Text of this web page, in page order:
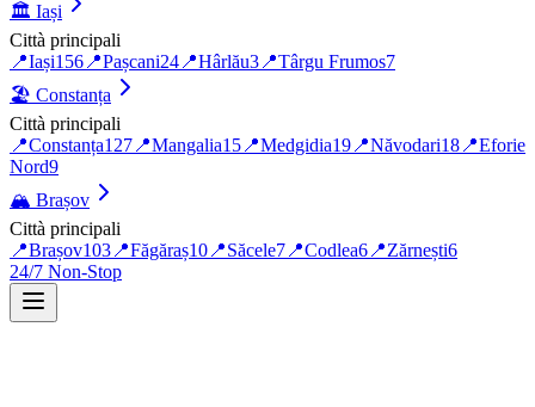
🏛️ Iași
Città principali
📍Iași156 📍Pașcani24 📍Hârlău3 📍Târgu Frumos7
🏖️ Constanța
Città principali
📍Constanța127 📍Mangalia15 📍Medgidia19 📍Năvodari18 📍Eforie
Nord9
🏔️ Brașov
Città principali
📍Brașov103 📍Făgăraș10 📍Săcele7 📍Codlea6 📍Zărnești6
24/7 Non-Stop